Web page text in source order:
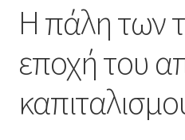
Η πάλη των
εποχή του